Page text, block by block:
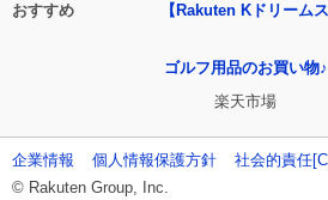
おすすめ 【Rakuten Kドリーム
ゴルフ用品のお買い物♪
楽天市場
企業情報 個人情報保護方針 社会的責任
© Rakuten Group, Inc.